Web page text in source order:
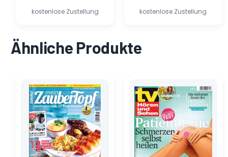
kostenlose Zustellung
kostenlose Zustellung
Ähnliche Produkte
Preis
war:
6,90 €
Preis
ist:
0,58 €.